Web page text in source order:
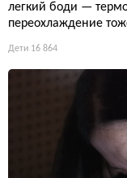
легкий боди —
переохлаждение
Дети 16 864